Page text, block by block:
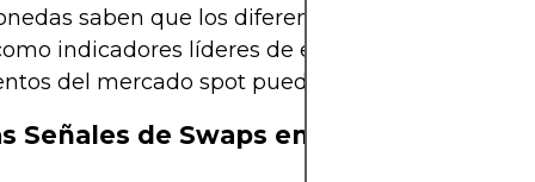
saben que los diferenciales de swaps a
indicadores líderes de estrés, señalando
del mercado spot pueden acelerarse.
Señales de Swaps en Forex